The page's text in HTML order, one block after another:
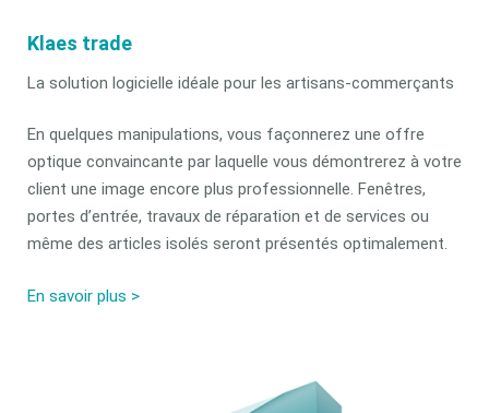
Klaes trade
La solution logicielle idéale pour les artisans-commerçants
En quelques manipulations, vous façonnerez une offre
optique convaincante par laquelle vous démontrerez à votre
client une image encore plus professionnelle. Fenêtres,
portes d’entrée, travaux de réparation et de services ou
même des articles isolés seront présentés optimalement.
En savoir plus >